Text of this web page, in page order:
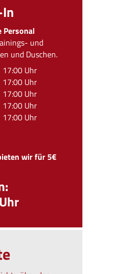
und
und Duschen.
Uhr
Uhr
Uhr
Uhr
Uhr
wir für 5€